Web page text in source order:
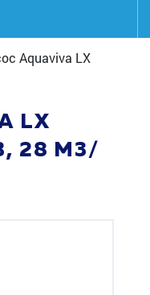
Aquaviva LX
LX
28 М3/